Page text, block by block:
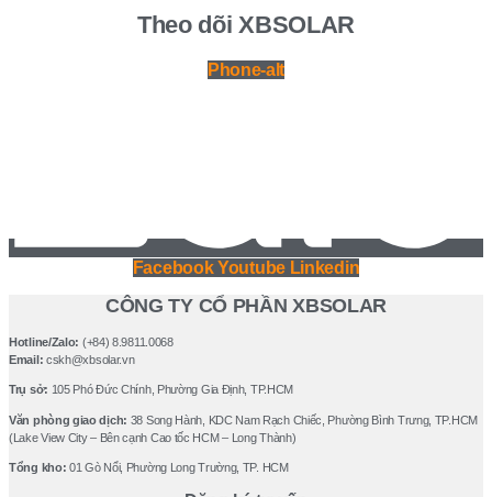
Theo dõi XBSOLAR
Phone-alt
Facebook Youtube Linkedin
CÔNG TY CỔ PHẦN XBSOLAR
Hotline/Zalo: (+84) 8.9811.0068
Email: cskh@xbsolar.vn
Trụ sở: 105 Phó Ðức Chính, Phường Gia Ðịnh, TP.HCM
Văn phòng giao dịch: 38 Song Hành, KDC Nam Rạch Chiếc, Phường Bình Trưng, TP.HCM
(Lake View City – Bên cạnh Cao tốc HCM – Long Thành)
Tổng kho: 01 Gò Nổi, Phường Long Trường, TP. HCM